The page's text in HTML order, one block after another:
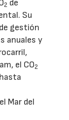
2 de
Su
gestión
anuales y
el CO2
Mar del